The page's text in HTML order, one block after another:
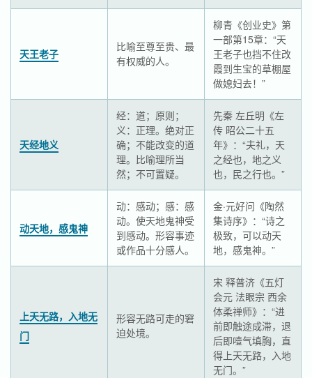
天王老子
比喻至尊至贵、最
有权威的人。
柳青《创业史》第
一部第15章：“天
王老子也挡不住改
霞到生宝的草棚屋
做媳妇去！”
天经地义
经：道；原则；
义：正理。绝对正
确；不能改变的道
理。比喻理所当
然；不可置疑。
先秦 左丘明《左
传 昭公二十五
年》：“夫礼，天
之经也，地之义
也，民之行也。”
动天地，感鬼神
动：感动；感：感
动。使天地鬼神受
到感动。形容事迹
或作品十分感人。
金·元好问《陶然
集诗序》：“诗之
极致，可以动天
地，感鬼神。”
上天无路，入地无
门
形容无路可走的窘
迫处境。
宋 释普济《五灯
会元 法眼宗 西余
体柔禅师》：“进
前即触途成滞，退
后即噎气填胸，直
得上天无路，入地
无门。”